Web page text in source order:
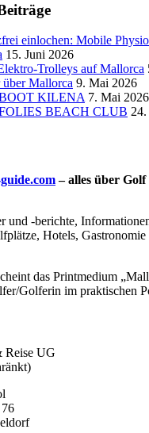
einlochen: Mobile
15. Juni 2026
Trolleys auf Mallorca
über Mallorca 9. Mai 2026
KILENA 7. Mai 2026
BEACH CLUB
– alles über
und -berichte,
Hotels,
das Printmedium
Golferin im praktischen
UG